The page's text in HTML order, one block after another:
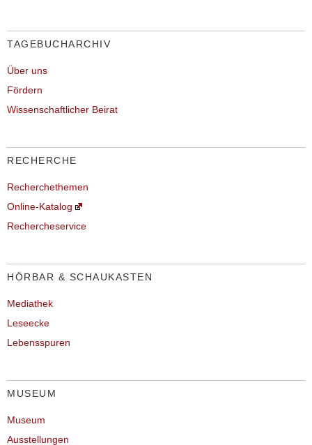
TAGEBUCHARCHIV
Über uns
Fördern
Wissenschaftlicher Beirat
RECHERCHE
Recherchethemen
Online-Katalog
Rechercheservice
HÖRBAR & SCHAUKASTEN
Mediathek
Leseecke
Lebensspuren
MUSEUM
Museum
Ausstellungen